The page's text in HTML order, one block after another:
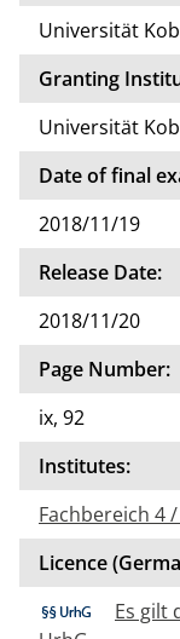
Universität
Granting
Universität
Date of final
2018/11/19
Release Date:
2018/11/20
Page Number:
ix, 92
Institutes:
Fachbereich 4
Licence
Es gilt